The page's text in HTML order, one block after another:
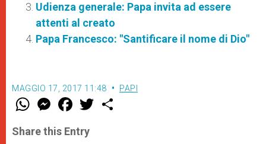
Udienza generale: Papa invita ad essere
attenti al creato
Papa Francesco: "Santificare il nome di Dio"
MAGGIO 17, 2017 11:48 PAPI
W
t
s
M
e
s
e
F
a
e
b
w
Share this Entry